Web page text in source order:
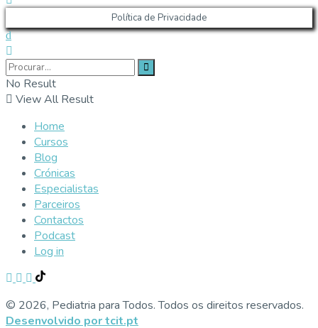
Política de Privacidade
No Result
View All Result
Home
Cursos
Blog
Crónicas
Especialistas
Parceiros
Contactos
Podcast
Log in
© 2026, Pediatria para Todos. Todos os direitos reservados.
Desenvolvido por tcit.pt